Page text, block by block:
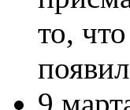
то,
9